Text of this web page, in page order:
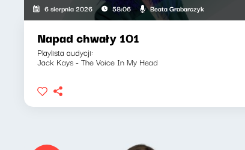
6 sierpnia 2026 58:06 Beata Grabarczyk
Napad chwały 101
Playlista audycji:
Jack Kays - The Voice In My Head